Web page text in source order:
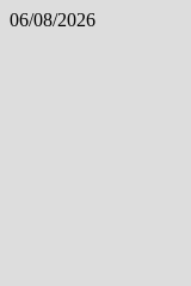
Skip
06/08/2026